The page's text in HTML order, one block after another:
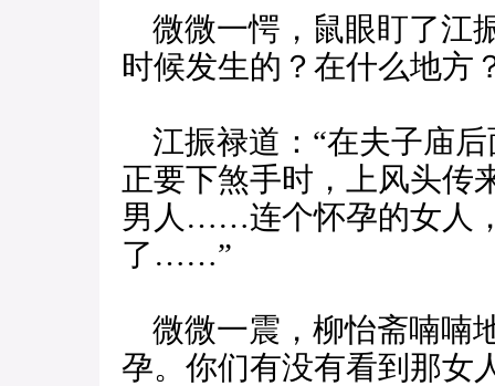
微微一愕，鼠眼盯了江
时候发生的？在什么地方
江振禄道：“在夫子庙
正要下煞手时，上风头传
男人……连个怀孕的女人
了……”
微微一震，柳怡斋喃喃
孕。你们有没有看到那女